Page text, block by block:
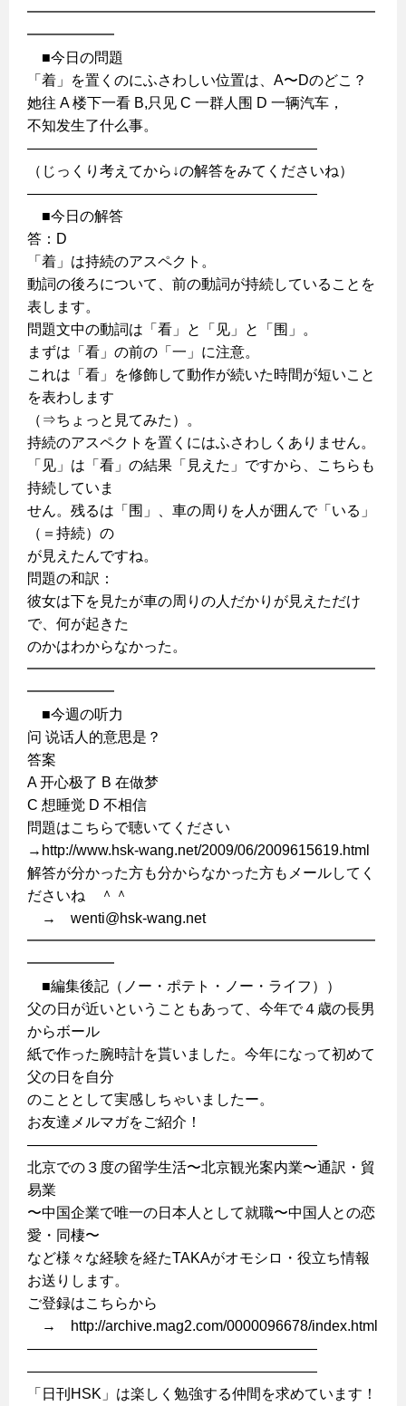
━━━━━━━━━━━━━━━━━━━━━━━━
━━━━━━
■今日の問題
「着」を置くのにふさわしい位置は、A〜Dのどこ？
她往 A 楼下一看 B,只见 C 一群人围 D 一辆汽车，
不知发生了什么事。
————————————————————
（じっくり考えてから↓の解答をみてくださいね）
————————————————————
■今日の解答
答：D
「着」は持続のアスペクト。
動詞の後ろについて、前の動詞が持続していることを
表します。
問題文中の動詞は「看」と「见」と「围」。
まずは「看」の前の「一」に注意。
これは「看」を修飾して動作が続いた時間が短いこと
を表わします
（⇒ちょっと見てみた）。
持続のアスペクトを置くにはふさわしくありません。
「见」は「看」の結果「見えた」ですから、こちらも
持続していま
せん。残るは「围」、車の周りを人が囲んで「いる」
（＝持続）の
が見えたんですね。
問題の和訳：
彼女は下を見たが車の周りの人だかりが見えただけ
で、何が起きた
のかはわからなかった。
━━━━━━━━━━━━━━━━━━━━━━━━
━━━━━━
■今週の听力
问 说话人的意思是？
答案
A 开心极了 B 在做梦
C 想睡觉 D 不相信
問題はこちらで聴いてください
→http://www.hsk-wang.net/2009/06/2009615619.html
解答が分かった方も分からなかった方もメールしてく
ださいね ＾＾
→ wenti@hsk-wang.net
━━━━━━━━━━━━━━━━━━━━━━━━
━━━━━━
■編集後記（ノー・ポテト・ノー・ライフ））
父の日が近いということもあって、今年で４歳の長男
からボール
紙で作った腕時計を貰いました。今年になって初めて
父の日を自分
のこととして実感しちゃいましたー。
お友達メルマガをご紹介！
————————————————————
北京での３度の留学生活〜北京観光案内業〜通訳・貿
易業
〜中国企業で唯一の日本人として就職〜中国人との恋
愛・同棲〜
など様々な経験を経たTAKAがオモシロ・役立ち情報
お送りします。
ご登録はこちらから
→ http://archive.mag2.com/0000096678/index.html
————————————————————
————————————————————
「日刊HSK」は楽しく勉強する仲間を求めています！